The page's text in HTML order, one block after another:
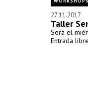
27.11.2017
Taller
Será el
Entrada